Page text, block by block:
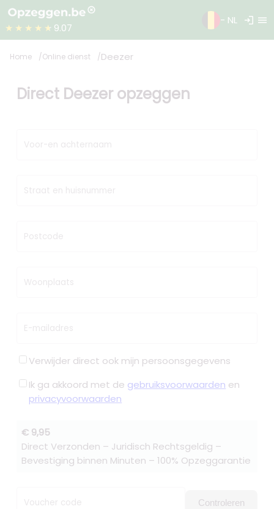
★★★★★ 9.07
- NL login menu
Home Online dienst Deezer
Direct Deezer opzeggen
Voor-en achternaam
Straat en huisnummer
Postcode
Woonplaats
E-mailadres
Verwijder direct ook mijn persoonsgegevens
Ik ga akkoord met de gebruiksvoorwaarden en
privacyvoorwaarden
€ 9,95
Direct Verzonden – Juridisch Rechtsgeldig –
Bevestiging binnen Minuten – 100% Opzeggarantie
Voucher code Controleren